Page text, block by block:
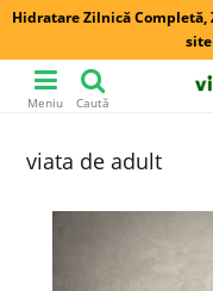
Hidratare Zilnică Completă,
Meniu Caută
viata de adult